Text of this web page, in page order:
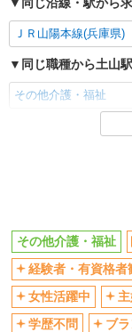
ＪＲ山陽本線(兵庫県)
同じ職種から土山
その他介護・福祉
同じ雇用形態から
経験者・有資格者歓迎
女性活躍中
フリーター歓迎
ブランクOK
その他介護・福祉
経験者・有資格者
女性活躍中
学歴不問
ブ